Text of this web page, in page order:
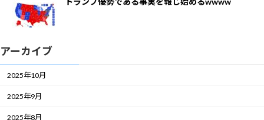
アーカイブ
2025年10月
2025年9月
2025年8月